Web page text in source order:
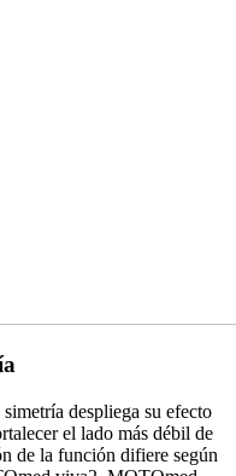
despliega su efecto
el lado más débil de
de la función difiere según